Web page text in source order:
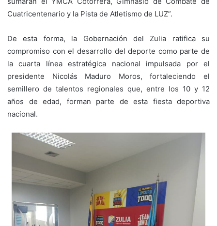
Cuatricentenario y la Pista de Atletismo de LUZ”.
De esta forma, la Gobernación del Zulia ratifica su
compromiso con el desarrollo del deporte como parte de
la cuarta línea estratégica nacional impulsada por el
presidente Nicolás Maduro Moros, fortaleciendo el
semillero de talentos regionales que, entre los 10 y 12
años de edad, forman parte de esta fiesta deportiva
nacional.